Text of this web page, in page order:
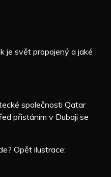
je svět propojený a jaké
společnosti Qatar
přistáním v Dubaji se
Opět ilustrace: